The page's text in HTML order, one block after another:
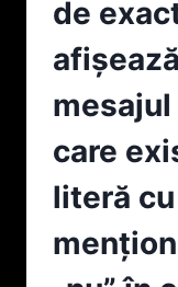
PE
2
de
mesajul
care
literă